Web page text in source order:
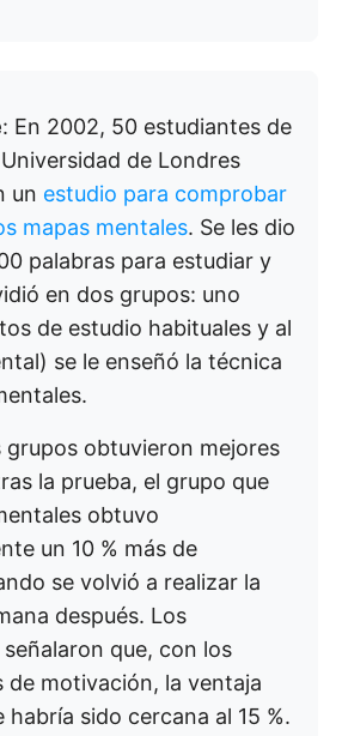
: En 2002, 50 estudiantes de
de Londres
un estudio para comprobar
mapas mentales. Se les dio
palabras para estudiar y
en dos grupos: uno
de estudio habituales y al
se le enseñó la técnica
grupos obtuvieron mejores
la prueba, el grupo que
obtuvo
un 10 % más de
se volvió a realizar la
después. Los
que, con los
de motivación, la ventaja
sido cercana al 15 %.